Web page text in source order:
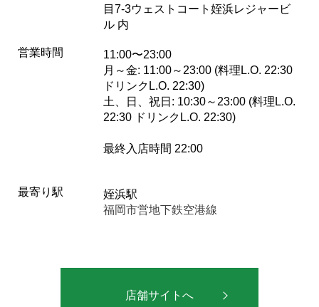
目7-3ウェストコート姪浜レジャービ
ル 内
営業時間
11:00〜23:00
月～金: 11:00～23:00 (料理L.O. 22:30
ドリンクL.O. 22:30)
土、日、祝日: 10:30～23:00 (料理L.O.
22:30 ドリンクL.O. 22:30)
最終入店時間 22:00
最寄り駅
姪浜駅
福岡市営地下鉄空港線
店舗サイトへ